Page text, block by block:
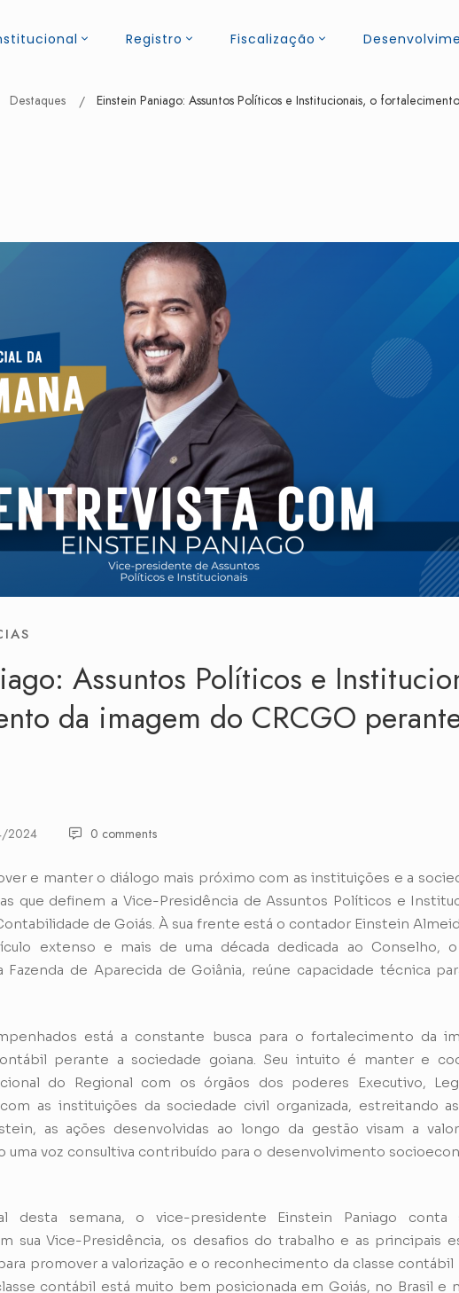
Registro Fiscalização
Destaques Einstein Paniago: Assuntos Políticos e Institucionais, o
Assuntos Políticos e
da imagem do CRCGO
2024 0 comments
e manter o diálogo mais próximo com as instituições e a
que definem a Vice-Presidência de Assuntos Políticos e
de Goiás. À sua frente está o contador Einstein
extenso e mais de uma década dedicada ao Conselho,
Fazenda de Aparecida de Goiânia, reúne capacidade técnica
está a constante busca para o fortalecimento da
perante a sociedade goiana. Seu intuito é manter e
do Regional com os órgãos dos poderes Executivo,
as instituições da sociedade civil organizada, estreitando
as ações desenvolvidas ao longo da gestão visam a
uma voz consultiva contribuído para o desenvolvimento
desta semana, o vice-presidente Einstein Paniago conta
sua Vice-Presidência, os desafios do trabalho e as principais
promover a valorização e o reconhecimento da classe
contábil está muito bem posicionada em Goiás, no Brasil e